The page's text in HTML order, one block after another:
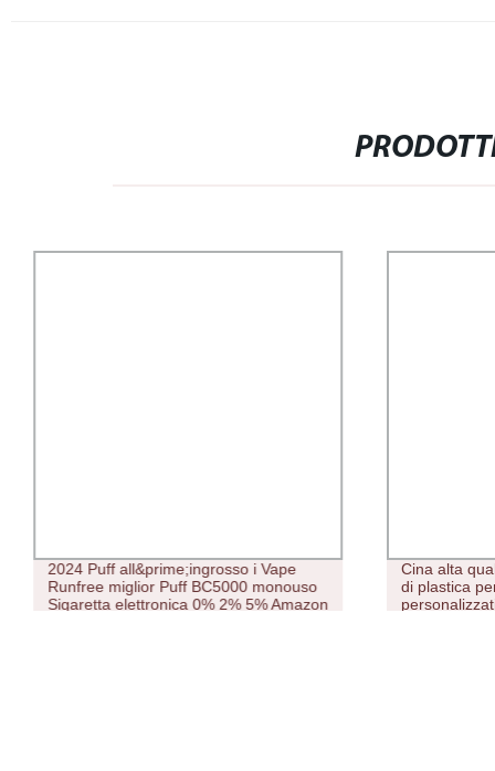
2024 Puff all&prime;ingrosso i Vape
Runfree miglior Puff BC5000 monouso
Sigaretta elettronica 0% 2% 5% Amazon
Cina alta
di plastica